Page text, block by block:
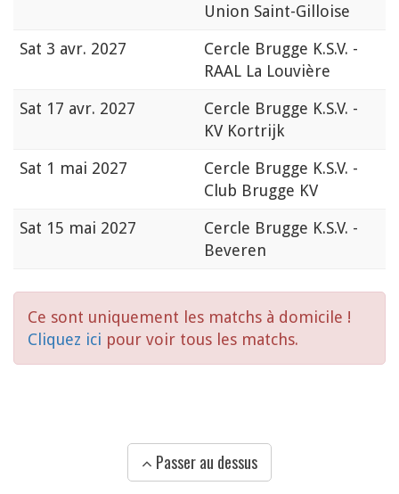
Union Saint-Gilloise
Sat 3 avr. 2027
Cercle Brugge K.S.V. -
RAAL La Louvière
Sat 17 avr. 2027
Cercle Brugge K.S.V. -
KV Kortrijk
Sat 1 mai 2027
Cercle Brugge K.S.V. -
Club Brugge KV
Sat 15 mai 2027
Cercle Brugge K.S.V. -
Beveren
Ce sont uniquement les matchs à domicile !
Cliquez ici pour voir tous les matchs.
Passer au dessus